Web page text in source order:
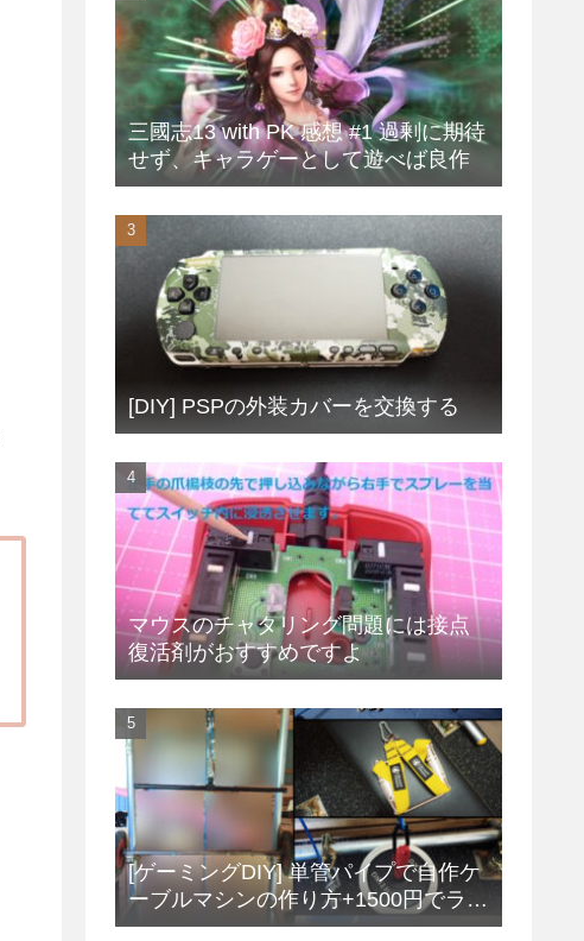
三國志13 with PK 感想 #1 過剰に期待
せず、キャラゲーとして遊べば良作
[DIY] PSPの外装カバーを交換する
マウスのチャタリング問題には接点
復活剤がおすすめですよ
[ゲーミングDIY] 単管パイプで自作ケ
ーブルマシンの作り方+1500円でラッ
トプルダウンバーをDIY